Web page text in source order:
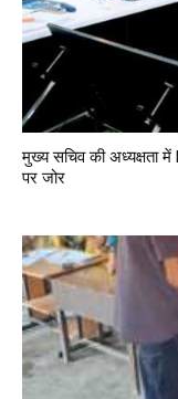
मुख्य सचिव की अध्यक्षता
पर जोर